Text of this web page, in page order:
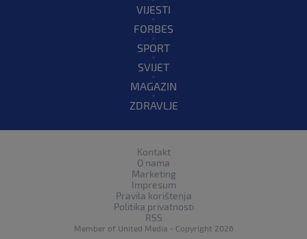
VIJESTI
FORBES
SPORT
SVIJET
MAGAZIN
ZDRAVLJE
Kontakt
O nama
Marketing
Impresum
Pravila korištenja
Politika privatnosti
RSS
Member of United Media - Copyright 2026